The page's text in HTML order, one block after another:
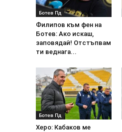
Ботев Пд
Филипов към фен на
Ботев: Ако искаш,
заповядай! Отстъпвам
ти веднага...
Ботев Пд
Херо: Кабаков ме